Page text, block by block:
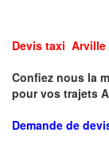
Devis taxi Arville
Confiez nous la
pour vos trajets
Demande de